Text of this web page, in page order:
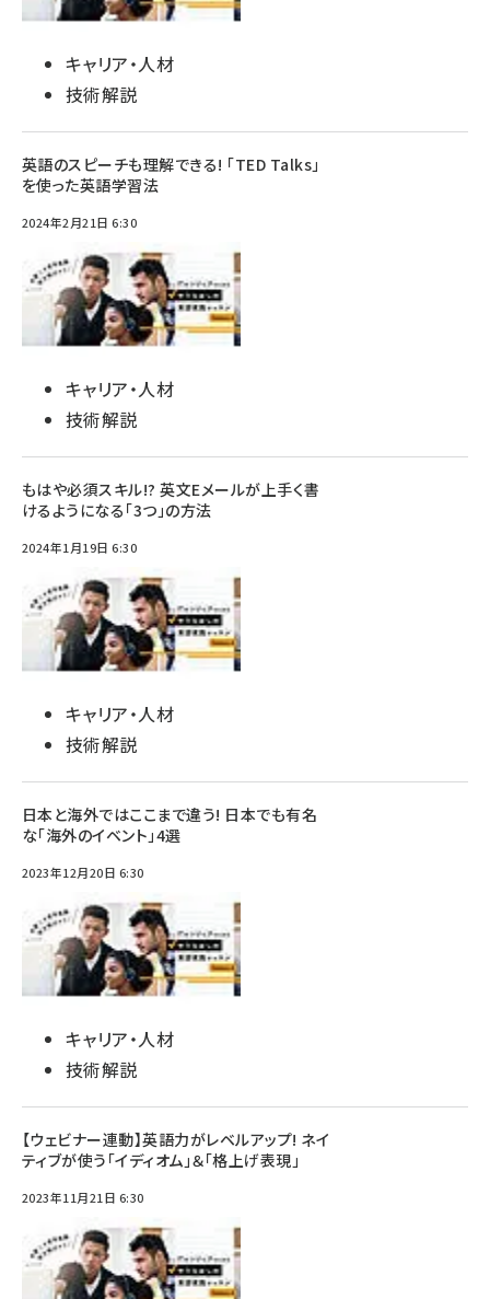
キャリア・人材
技術解説
英語のスピーチも理解できる! 「TED Talks」
を使った英語学習法
2024年2月21日 6:30
キャリア・人材
技術解説
もはや必須スキル!? 英文Eメールが上手く書
けるようになる「3つ」の方法
2024年1月19日 6:30
キャリア・人材
技術解説
日本と海外ではここまで違う! 日本でも有名
な「海外のイベント」4選
2023年12月20日 6:30
キャリア・人材
技術解説
【ウェビナー連動】英語力がレベルアップ! ネイ
ティブが使う「イディオム」＆「格上げ表現」
2023年11月21日 6:30